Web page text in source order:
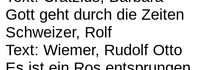
​Gott geht durch die Zeiten
​Schweizer, Rolf
​Text: Wiemer, Rudolf Otto